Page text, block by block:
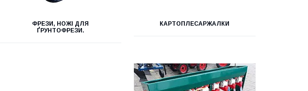
ФРЕЗИ, НОЖІ ДЛЯ
ҐРУНТОФРЕЗИ.
КАРТОПЛЕСАРЖАЛКИ